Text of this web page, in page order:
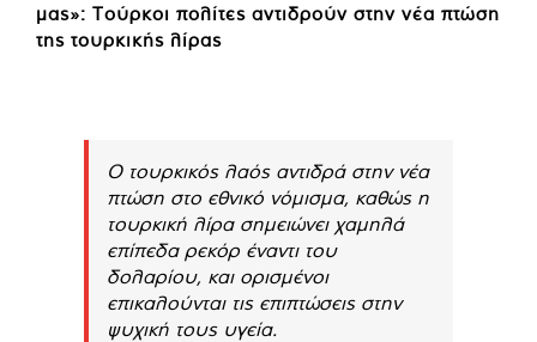
μας»: Τούρκοι πολίτες αντιδρούν στην νέα πτώση
της τουρκικής λίρας
Ο τουρκικός λαός αντιδρά στην νέα
πτώση στο εθνικό νόμισμα, καθώς η
τουρκική λίρα σημειώνει χαμηλά
επίπεδα ρεκόρ έναντι του
δολαρίου, και ορισμένοι
επικαλούνται τις επιπτώσεις στην
ψυχική τους υγεία.